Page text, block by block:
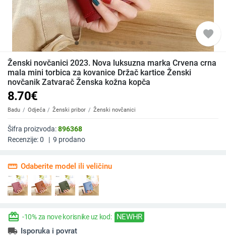
favorite
Ženski novčanici 2023. Nova luksuzna marka Crvena crna
mala mini torbica za kovanice Držač kartice Ženski
novčanik Zatvarač Ženska kožna kopča
8.70€
Badu Odjeća Ženski pribor Ženski novčanici
Šifra proizvoda:896368
Recenzije:0 | 9 prodano
straighten Odaberite model ili veličinu
redeem -10% za nove korisnike uz kod: NEWHR
local_shipping Isporuka i povrat